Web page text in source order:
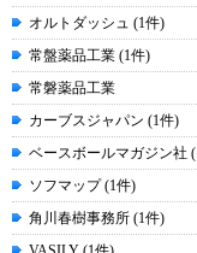
オルトダッシュ (1件)
常盤薬品工業 (1件)
常磐薬品工業
カーブスジャパン (1件)
ベースボールマガジン社
ソフマップ (1件)
角川春樹事務所 (1件)